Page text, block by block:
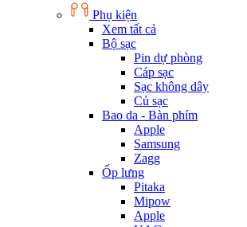
Phụ kiện
Xem tất cả
Bộ sạc
Pin dự phòng
Cáp sạc
Sạc không dây
Củ sạc
Bao da - Bàn phím
Apple
Samsung
Zagg
Ốp lưng
Pitaka
Mipow
Apple